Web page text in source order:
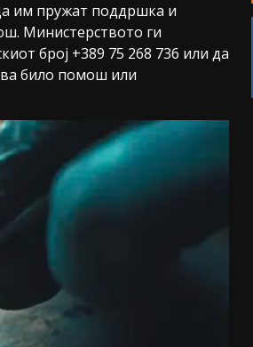
им пружат поддршка и
Министерството ги
број +389 75 268 736 или да
било помош или